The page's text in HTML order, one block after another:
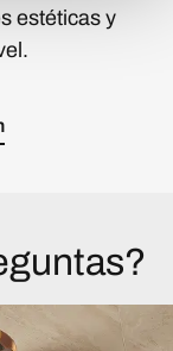
estéticas y